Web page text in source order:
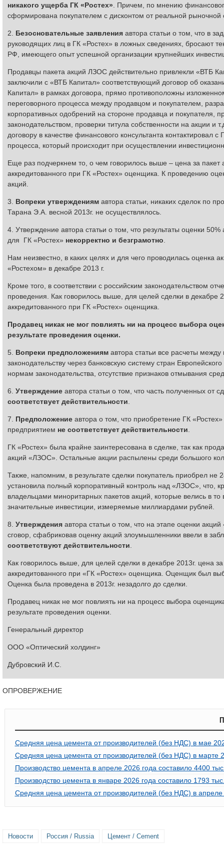
никакого ущерба ГК «Ростех» . Причем, по мнению
сформирована покупателем с дисконтом от реальной рыночной
2. Безосновательные заявления автора статьи о том, что в
руководящих лиц в ГК «Ростех» в ложных сведениях, бросают
РФ, имеющего опыт успешной организации крупнейших
Продавцы пакета акций ЛЗОС действительно привлекли «ВТБ
заключили с «ВТБ Капитал» соответствующий договор об
Капитал» в рамках договора, прямо противоположны
переговорного процесса между продавцом и покупателем,
корпоративных одобрений на стороне продавца и покупателя,
законодательством, проверки титула собственности на акции
договору в качестве финансового консультанта
процесса, который происходит при осуществлении
Еще раз подчеркнем то, о чем говорилось выше – цена за
аккредитованного при ГК «Ростех» оценщика. К проведению
акций.
3. Вопреки утверждениям автора статьи, никаких сделок по
Тарана Э.А. весной 2013г. не осуществлялось.
4. Утверждение автора статьи о том, что результаты оценки
для ГК «Ростех» некорректно и безграмотно
Нам неизвестно, в каких целях и для чего проводилась
«Ростехом» в декабре 2013 г.
Кроме того, в соответствии с российским законодательством
проведения. Как говорилось выше, для целей сделки в декабре
аккредитованного при ГК «Ростех» оценщика.
Продавец никак не мог повлиять ни на процесс выбора
результате проведения оценки.
5. Вопреки предположениям автора статьи все расчеты
законодательству через банковскую систему стран
нормам законодательства, отсутствие признаков отмывания
6. Утверждение автора статьи о том, что часть полученных
соответствует действительности
7. Предположение автора о том, что приобретение ГК
предприятием не соответствует действительности
ГК «Ростех» была крайне заинтересована в сделке, так как
акций «ЛЗОС». Остальные акции распылены среди большого
Также, напомним, в результате сделки покупатель приобрел
установила полный корпоративный контроль над «ЛЗОС», что,
владельцами миноритарных пакетов акций, которые велись в
значительные инвестиции, измеряемые миллиардами рублей.
8. Утверждения автора статьи о том, что на этапе оценки
сговор, сфабриковав оценку акций злоумышленники ввели в
соответствуют действительности
Как говорилось выше, для целей сделки в декабре 2013г. цена
аккредитованного при «ГК «Ростех» оценщика. Оценщик был
Оценка была проведена в 2013г. незадолго до сделки.
Продавец никак не мог повлиять ни на процесс выбора
результате проведения оценки.
Генеральный директор
ООО «Оптический холдинг»
Дубровский И.С.
ОПРОВЕРЖЕНИЕ
Средняя цена цемента от производителей (без НДС) в мае
Средняя цена цемента от производителей (без НДС) в марте
Производство цемента в апреле 2026 года составило 4400
Производство цемента в январе 2026 года составило 1793
Средняя цена цемента от производителей (без НДС) в апреле
Новости Россия / Russia Цемент / Cement